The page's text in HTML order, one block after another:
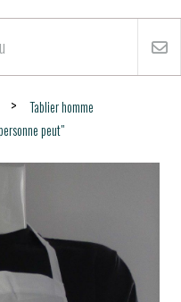
Tablier homme
peut"